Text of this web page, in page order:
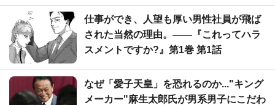
仕事ができ、人望も厚い男性社員が飛ば
された当然の理由。――『これってハラ
スメントですか?』第1巻 第1話
なぜ「愛子天皇」を恐れるのか..."キング
メーカー"麻生太郎氏が男系男子にこだわ